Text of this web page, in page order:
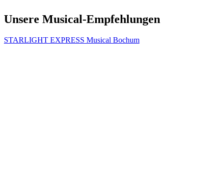
Unsere Musical-Empfehlungen
STARLIGHT EXPRESS Musical Bochum